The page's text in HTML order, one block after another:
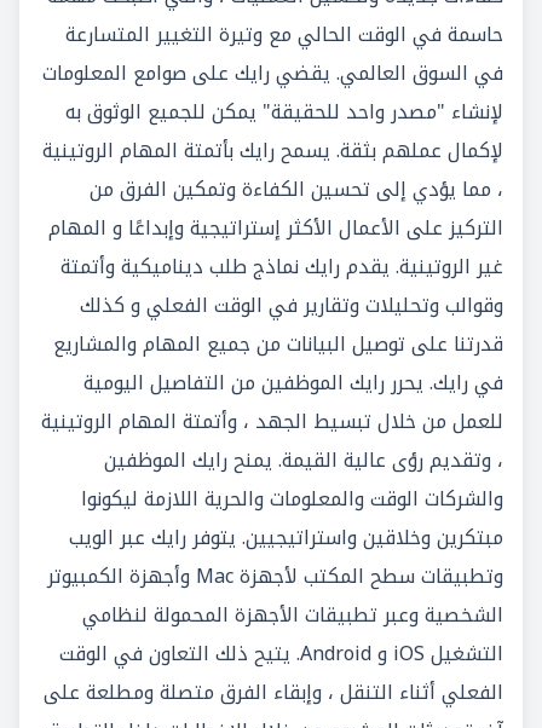
حاسمة في الوقت الحالي مع وتيرة التغيير المتسارعة
في السوق العالمي. يقضي رايك على صوامع المعلومات
لإنشاء "مصدر واحد للحقيقة" يمكن للجميع الوثوق به
لإكمال عملهم بثقة. يسمح رايك بأتمتة المهام الروتينية
، مما يؤدي إلى تحسين الكفاءة وتمكين الفرق من
التركيز على الأعمال الأكثر إستراتيجية وإبداعًا و المهام
غير الروتينية. يقدم رايك نماذج طلب ديناميكية وأتمتة
وقوالب وتحليلات وتقارير في الوقت الفعلي و كذلك
قدرتنا على توصيل البيانات من جميع المهام والمشاريع
في رايك. يحرر رايك الموظفين من التفاصيل اليومية
للعمل من خلال تبسيط الجهد ، وأتمتة المهام الروتينية
، وتقديم رؤى عالية القيمة. يمنح رايك الموظفين
والشركات الوقت والمعلومات والحرية اللازمة ليكونوا
مبتكرين وخلاقين واستراتيجيين. يتوفر رايك عبر الويب
وتطبيقات سطح المكتب لأجهزة Mac وأجهزة الكمبيوتر
الشخصية وعبر تطبيقات الأجهزة المحمولة لنظامي
التشغيل iOS و Android. يتيح ذلك التعاون في الوقت
الفعلي أثناء التنقل ، وإبقاء الفرق متصلة ومطلعة على